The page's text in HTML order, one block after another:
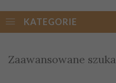
KATEGORIE
Zaawansowane